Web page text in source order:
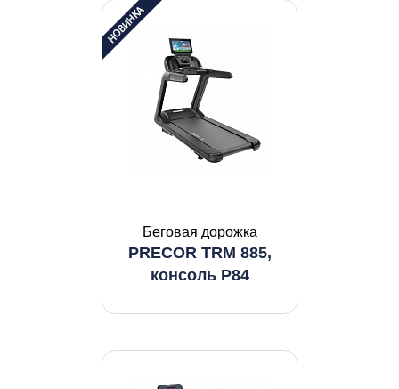
Беговая дорожка
PRECOR TRM 885,
консоль P84